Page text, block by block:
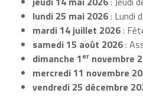
lundi 25 mai 2026: Lundi
mardi 14 juillet 2026:
samedi 15 août 2026:
dimanche 1er novembre
mercredi 11 novembre
vendredi 25 décembre